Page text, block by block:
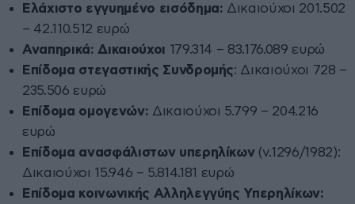
Ελάχιστο εγγυημένο εισόδημα: Δικαιούχοι 201.502
– 42.110.512 ευρώ
Αναπηρικά: Δικαιούχοι 179.314 – 83.176.089 ευρώ
Επίδομα στεγαστικής Συνδρομής: Δικαιούχοι 728 –
235.506 ευρώ
Επίδομα ομογενών: Δικαιούχοι 5.799 – 204.216
ευρώ
Επίδομα ανασφάλιστων υπερηλίκων(ν.1296/1982):
Δικαιούχοι 15.946 – 5.814.181 ευρώ
Επίδομα κοινωνικής Αλληλεγγύης Υπερηλίκων: